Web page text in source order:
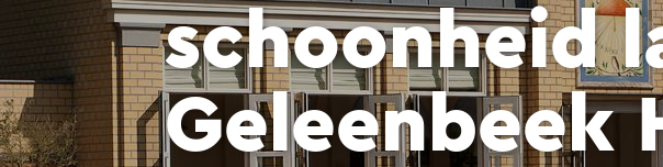
schoonheid
Geleenbeek